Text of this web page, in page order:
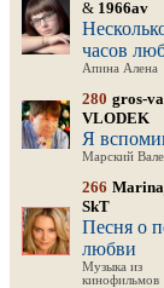
& 1966av
часов
Апина Алена
280 gros-
VLODEK
Я
Марский
266
SkT
Песня о
любви
Музыка из
кинофильмов